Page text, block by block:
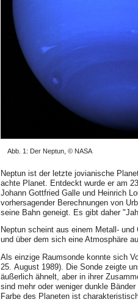
Abb. 1: Der Neptun, © NASA
Neptun ist der letzte jovianische
achte Planet. Entdeckt wurde er am
Johann Gottfried Galle und Heinrich
vorhersagender Berechnungen von
seine Bahn geneigt. Es gibt daher
Neptun scheint aus einem Metall-
und über dem sich eine Atmosphäre
Als einzige Raumsonde konnte sich
25. August 1989). Die Sonde zeigte
äußerlich ähnelt, aber in ihrer
sind mehr oder weniger dunkle
Farbe des Planeten ist